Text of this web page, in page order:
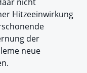
Hitzeeinwirkung
der
neue